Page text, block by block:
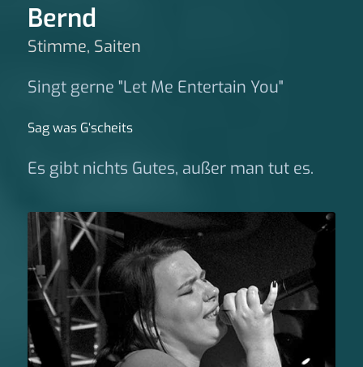
Bernd
Stimme, Saiten
Singt gerne "Let Me Entertain You"
Sag was G‘scheits
Es gibt nichts Gutes, außer man tut es.